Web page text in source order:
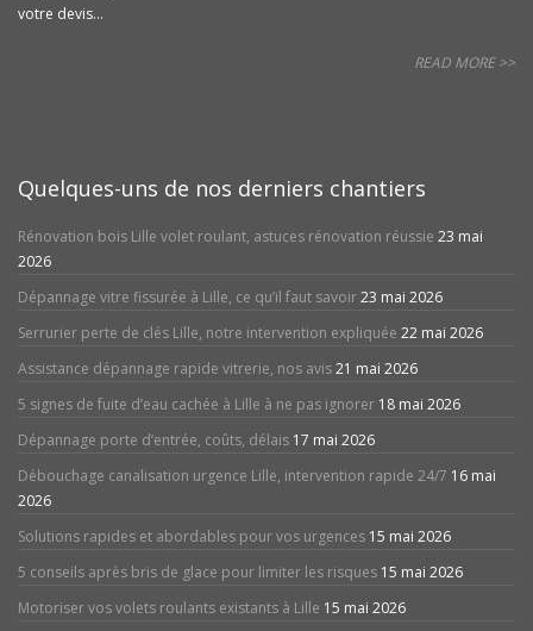
votre devis...
READ MORE >>
Quelques-uns de nos derniers chantiers
Rénovation bois Lille volet roulant, astuces rénovation réussie 23 mai
2026
Dépannage vitre fissurée à Lille, ce qu’il faut savoir23 mai 2026
Serrurier perte de clés Lille, notre intervention expliquée 22 mai 2026
Assistance dépannage rapide vitrerie, nos avis21 mai 2026
5 signes de fuite d’eau cachée à Lille à ne pas ignorer 18 mai 2026
Dépannage porte d’entrée, coûts, délais 17 mai 2026
Débouchage canalisation urgence Lille, intervention rapide 24/7 16 mai
2026
Solutions rapides et abordables pour vos urgences 15 mai 2026
5 conseils après bris de glace pour limiter les risques 15 mai 2026
Motoriser vos volets roulants existants à Lille 15 mai 2026